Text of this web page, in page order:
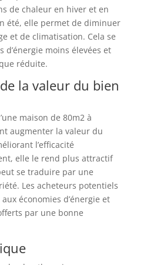
de chaleur en hiver et en
été, elle permet de diminuer
et de climatisation. Cela se
moins élevées et
réduite.
la valeur du bien
maison de 80m2 à
augmenter la valeur du
l’efficacité
elle le rend plus attractif
se traduire par une
Les acheteurs potentiels
économies d’énergie et
par une bonne